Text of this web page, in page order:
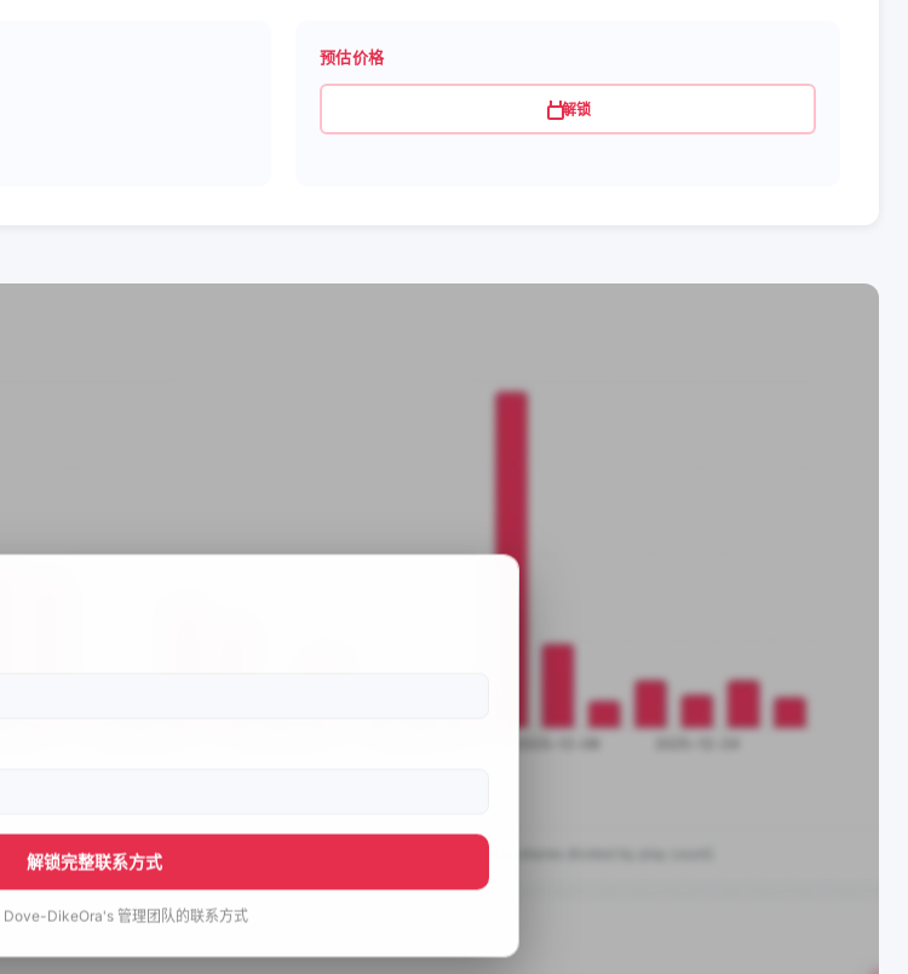
预估价格
解锁
解锁完整联系方式
Dove-DikeOra's 管理团队的联系方式